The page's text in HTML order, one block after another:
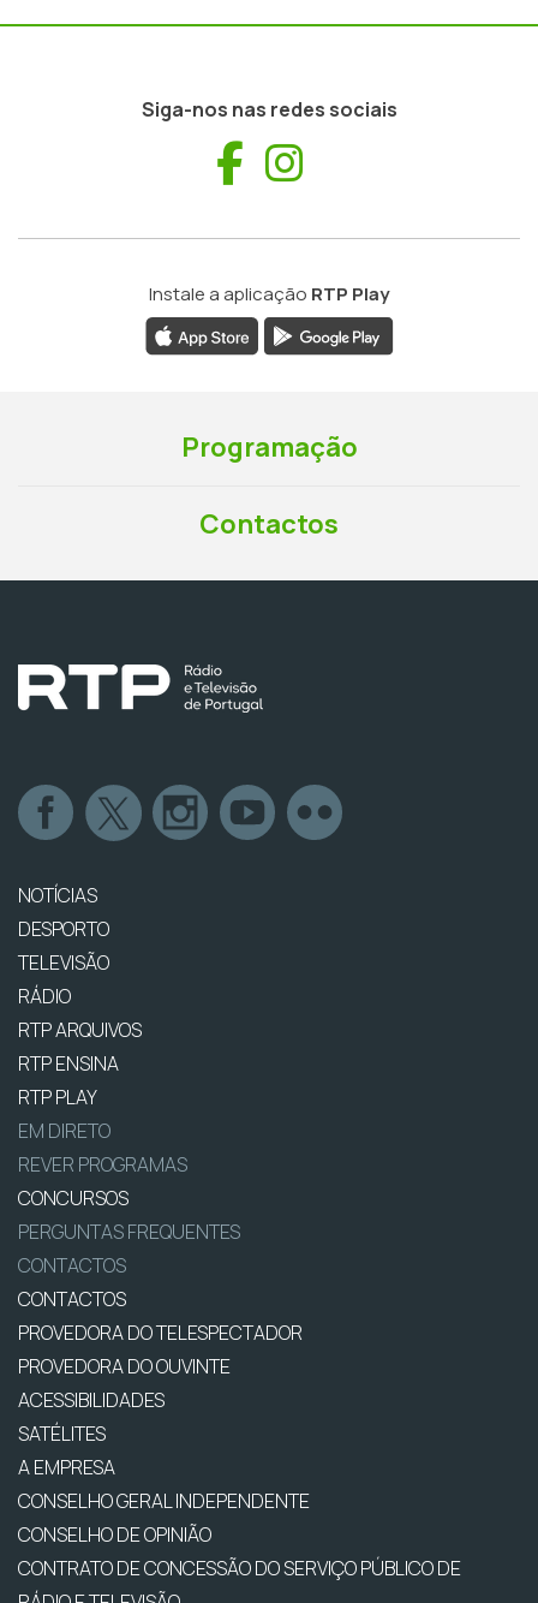
Siga-nos nas redes sociais
Facebook
Instale a aplicação RTP Play
Programação
Contactos
NOTÍCIAS
DESPORTO
TELEVISÃO
RÁDIO
RTP ARQUIVOS
RTP ENSINA
RTP PLAY
EM DIRETO
REVER PROGRAMAS
CONCURSOS
PERGUNTAS FREQUENTES
CONTACTOS
CONTACTOS
PROVEDORA DO TELESPECTADOR
PROVEDORA DO OUVINTE
ACESSIBILIDADES
SATÉLITES
A EMPRESA
CONSELHO GERAL INDEPENDENTE
CONSELHO DE OPINIÃO
CONTRATO DE CONCESSÃO DO SERVIÇO PÚBLICO DE